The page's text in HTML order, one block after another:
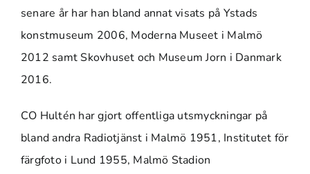
senare år har han bland annat visats på Ystads
konstmuseum 2006, Moderna Museet i Malmö
2012 samt Skovhuset och Museum Jorn i Danmark
2016.
CO Hultén har gjort offentliga utsmyckningar på
bland andra Radiotjänst i Malmö 1951, Institutet för
färgfoto i Lund 1955, Malmö Stadion